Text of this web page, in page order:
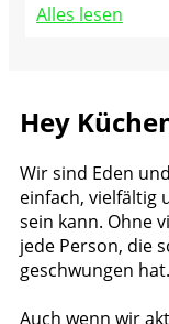
Alles lesen
Hey
Wir sind Eden
einfach, vielfältig
sein kann. Ohne
jede Person, die
geschwungen hat.
Auch wenn wir